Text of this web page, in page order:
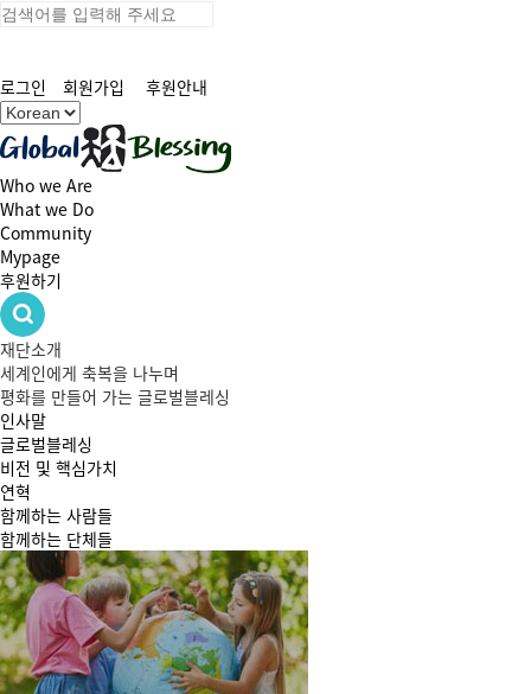
로그인 회원가입 후원안내
Who we Are
What we Do
Community
Mypage
후원하기
재단소개
세계인에게 축복을 나누며
평화를 만들어 가는 글로벌블레싱
인사말
글로벌블레싱
비전 및 핵심가치
연혁
함께하는 사람들
함께하는 단체들